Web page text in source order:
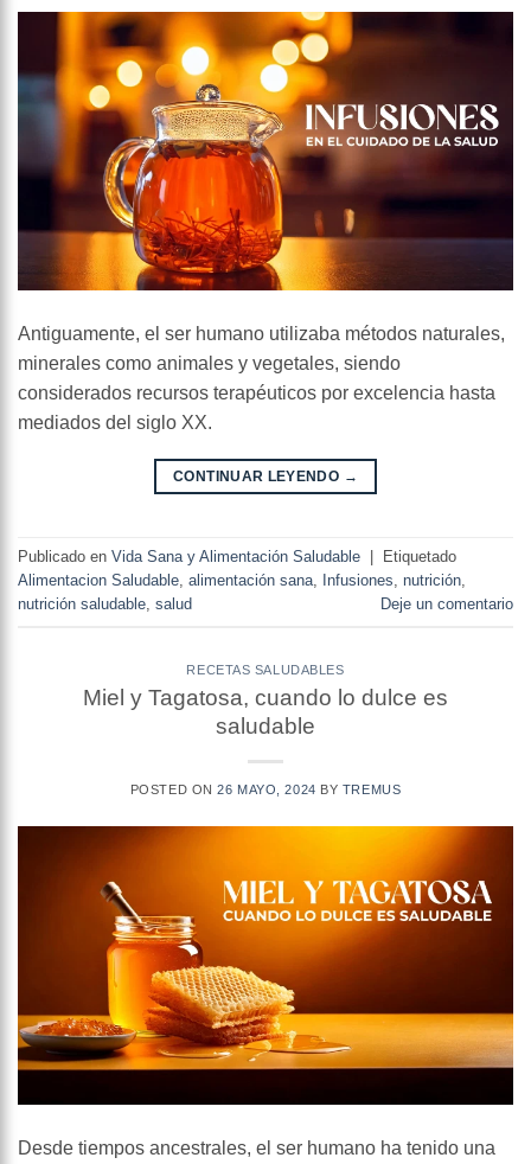
Antiguamente, el ser humano utilizaba métodos naturales,
minerales como animales y vegetales, siendo
considerados recursos terapéuticos por excelencia hasta
mediados del siglo XX.
CONTINUAR LEYENDO →
Publicado en Vida Sana y Alimentación Saludable
Etiquetado
Alimentacion Saludable, alimentación sana, Infusiones, nutrición,
nutrición saludable, salud Deje un comentario
RECETAS SALUDABLES
Miel y Tagatosa, cuando lo dulce es
saludable
POSTED ON26 MAYO, 2024 BY TREMUS
Desde tiempos ancestrales, el ser humano ha tenido una